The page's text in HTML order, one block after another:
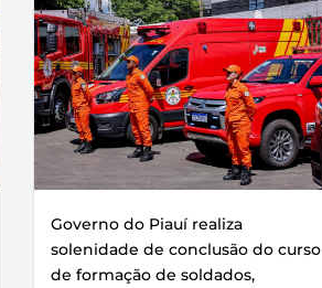
Governo do Piauí realiza
solenidade de conclusão do curso
de formação de soldados,